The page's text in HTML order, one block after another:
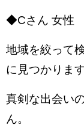
◆Cさん 女性
地域を絞って
に見つかります
真剣な出会い
ん。